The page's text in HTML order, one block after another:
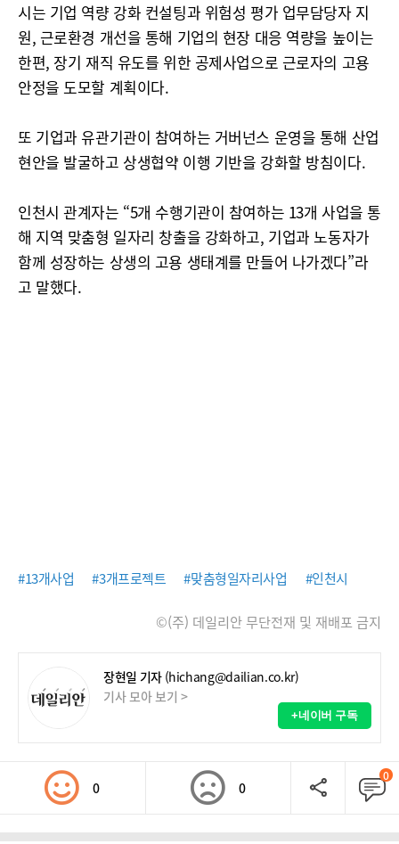
시는 기업 역량 강화 컨설팅과 위험성 평가 업무담당자 지
원, 근로환경 개선을 통해 기업의 현장 대응 역량을 높이는
한편, 장기 재직 유도를 위한 공제사업으로 근로자의 고용
안정을 도모할 계획이다.
또 기업과 유관기관이 참여하는 거버넌스 운영을 통해 산업
현안을 발굴하고 상생협약 이행 기반을 강화할 방침이다.
인천시 관계자는 “5개 수행기관이 참여하는 13개 사업을 통
해 지역 맞춤형 일자리 창출을 강화하고, 기업과 노동자가
함께 성장하는 상생의 고용 생태계를 만들어 나가겠다”라
고 말했다.
#13개사업 #3개프로젝트 #맞춤형일자리사업 #인천시
©(주) 데일리안 무단전재 및 재배포 금지
장현일 기자 (hichang@dailian.co.kr)
기사 모아 보기 >
+네이버 구독
0 0
0